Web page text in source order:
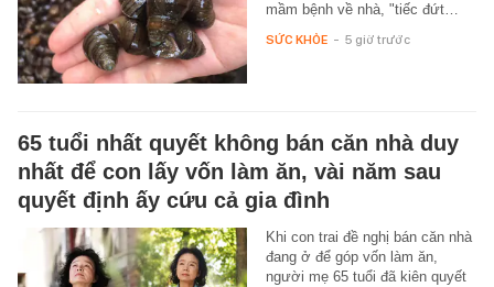
mầm bệnh về nhà, "tiếc đứt…
SỨC KHỎE - 5 giờ trước
65 tuổi nhất quyết không bán căn nhà duy
nhất để con lấy vốn làm ăn, vài năm sau
quyết định ấy cứu cả gia đình
Khi con trai đề nghị bán căn nhà
đang ở để góp vốn làm ăn,
người mẹ 65 tuổi đã kiên quyết